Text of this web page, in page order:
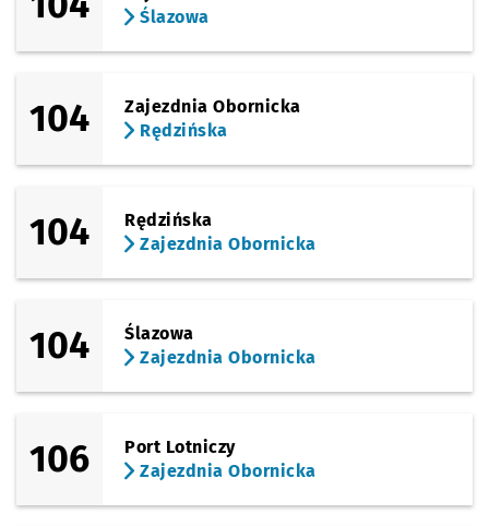
Ślazowa
104
Zajezdnia Obornicka
Rędzińska
104
Rędzińska
Zajezdnia Obornicka
104
Ślazowa
Zajezdnia Obornicka
106
Port Lotniczy
Zajezdnia Obornicka